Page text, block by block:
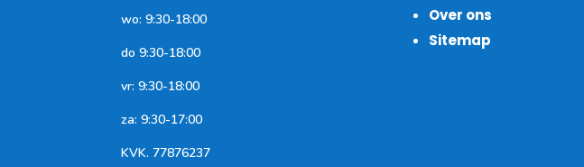
wo: 9:30-18:00
do 9:30-18:00
vr: 9:30-18:00
za: 9:30-17:00
KVK. 77876237
Over ons
Sitemap